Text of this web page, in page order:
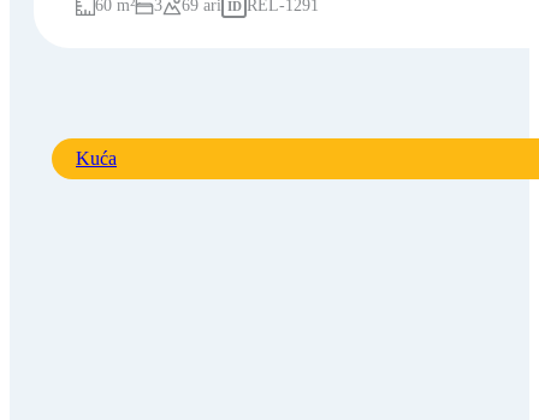
60 m² 3 69 ari ID REL-1291
Kuća